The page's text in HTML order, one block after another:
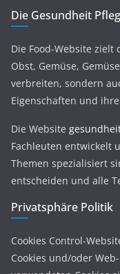
Die Gesundheit
Die Food-Website
Obst, Gemüse,
verbreiten, sondern
Eigenschaften und
Die Website
Fachleuten entwickelt
Themen spezialisiert
entscheiden und alle
Privatsphäre Politik
Cookies Control-
Cookies und/oder